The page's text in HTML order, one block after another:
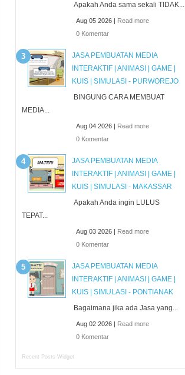
Apakah Anda sama sekali TIDAK...
Aug 05 2026 | Read more
0 Komentar
JASA PEMBUATAN MEDIA
INTERAKTIF | ANIMASI | GAME |
KUIS | SIMULASI - PURWOREJO
BINGUNG CARA MEMBUAT
MEDIA...
Aug 04 2026 | Read more
0 Komentar
JASA PEMBUATAN MEDIA
INTERAKTIF | ANIMASI | GAME |
KUIS | SIMULASI - MAKASSAR
Apakah Anda ingin LULUS
TEPAT...
Aug 03 2026 | Read more
0 Komentar
JASA PEMBUATAN MEDIA
INTERAKTIF | ANIMASI | GAME |
KUIS | SIMULASI - PONTIANAK
Bagaimana jika ada Jasa yang...
Aug 02 2026 | Read more
0 Komentar
Recent Posts Widget